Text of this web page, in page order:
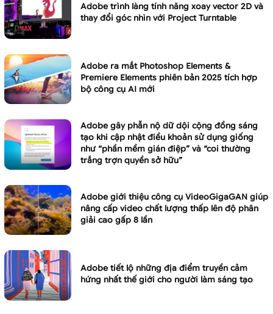
Adobe trình làng tính năng xoay vector 2D và
thay đổi góc nhìn với Project Turntable
Adobe ra mắt Photoshop Elements &
Premiere Elements phiên bản 2025 tích hợp
bộ công cụ AI mới
Adobe gây phẫn nộ dữ dội cộng đồng sáng
tạo khi cập nhật điều khoản sử dụng giống
như “phần mềm gián điệp” và “coi thường
trắng trợn quyền sở hữu”
Adobe giới thiệu công cụ VideoGigaGAN giúp
nâng cấp video chất lượng thấp lên độ phân
giải cao gấp 8 lần
Adobe tiết lộ những địa điểm truyền cảm
hứng nhất thế giới cho người làm sáng tạo